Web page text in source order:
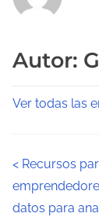
Autor:
Ver todas las
N
a
< Recursos
datos para